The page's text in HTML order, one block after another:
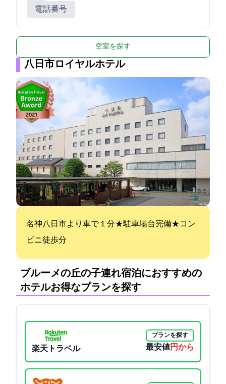
電話番号
空室を探す
八日市ロイヤルホテル
名神八日市ICより車で１分★駐車場100台完備★コン
ビニ徒歩1分
ブルーメの丘の子連れ宿泊におすすめの
ホテル:お得なプランを探す
楽天トラベル
プランを探す
最安値2850円から